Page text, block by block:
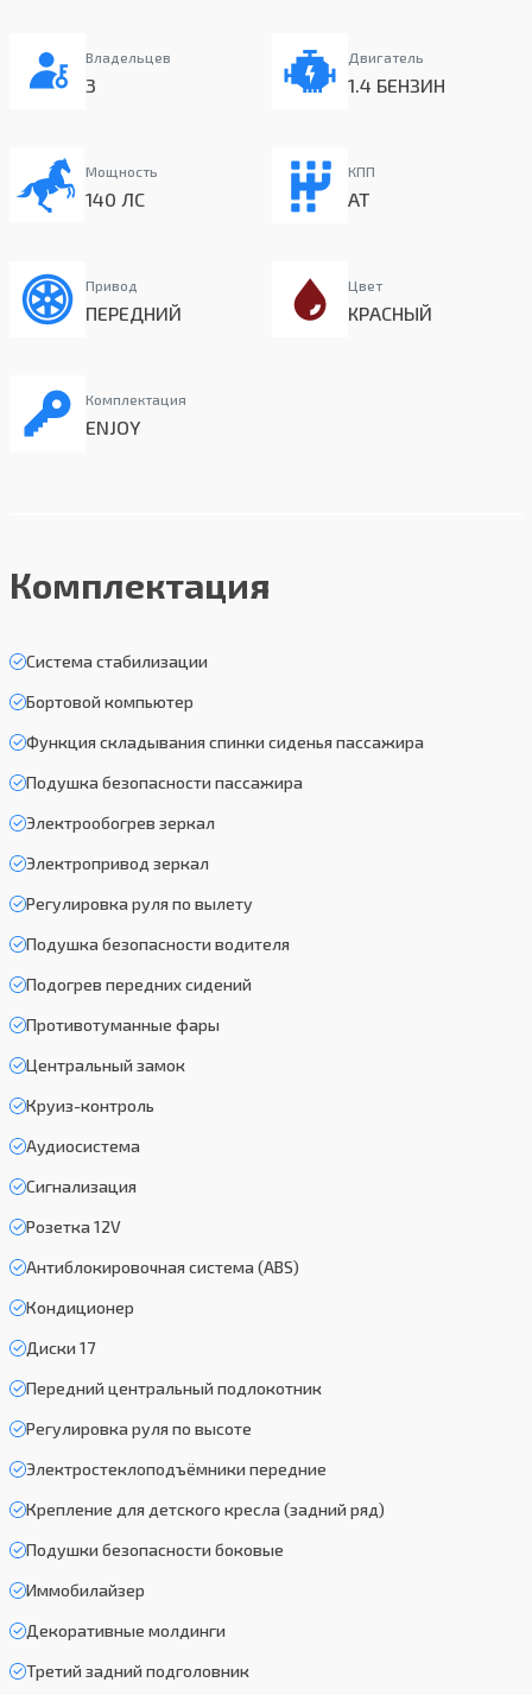
Владельцев
3
Двигатель
1.4 БЕНЗИН
Мощность
140 ЛС
КПП
AT
Привод
ПЕРЕДНИЙ
Цвет
КРАСНЫЙ
Комплектация
ENJOY
Комплектация
Система стабилизации
Бортовой компьютер
Функция складывания спинки сиденья пассажира
Подушка безопасности пассажира
Электрообогрев зеркал
Электропривод зеркал
Регулировка руля по вылету
Подушка безопасности водителя
Подогрев передних сидений
Противотуманные фары
Центральный замок
Круиз-контроль
Аудиосистема
Сигнализация
Розетка 12V
Антиблокировочная система (ABS)
Кондиционер
Диски 17
Передний центральный подлокотник
Регулировка руля по высоте
Электростеклоподъёмники передние
Крепление для детского кресла (задний ряд)
Подушки безопасности боковые
Иммобилайзер
Декоративные молдинги
Третий задний подголовник